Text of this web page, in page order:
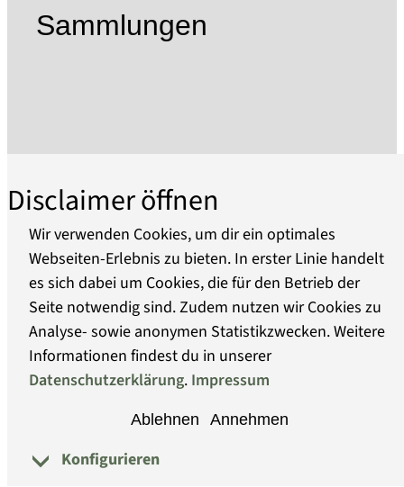
Doch die Bedingungen waren ungünstig und es
begann ein Jahrzehnte währendes
eingelagert und überlebte den Krieg.
Die noch lebenden Vereinsmitglieder
durchsuchten mit knurrendem Magen die
Trümmer der Stadt nach Heimatgeschichtlichem
und bauten bis 1953 ein neues Museum auf
einem Schuldachboden auf.
Erst 1980 konnte das Museum Fürstenwalde ein
Eigen nennen.
Doch es folgte noch ein Umzug. Seit 2003 ist das
Museum Fürstenwalde alleiniger „Bewohner“
Sammlungen
Über uns
Barrierefreiheit
Datenschutz
© Museumsverband Brandenburg
Disclaimer öffnen
Wir verwenden Cookies, um dir ein optimales
Webseiten-Erlebnis zu bieten. In erster Linie handelt
es sich dabei um Cookies, die für den Betrieb der
Seite notwendig sind. Zudem nutzen wir Cookies zu
Analyse- sowie anonymen Statistikzwecken. Weitere
Informationen findest du in unserer
Datenschutzerklärung. Impressum
Ablehnen Annehmen
Konfigurieren